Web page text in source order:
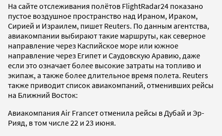
На сайте отслеживания полётов FlightRadar24 показано
пустое воздушное пространство над Ираном, Ираком,
Сирией и Израилем, пишет Reuters. По данным агентства,
авиакомпании выбирают такие маршруты, как северное
направление через Каспийское море или южное
направление через Египет и Саудовскую Аравию, даже
если это означает более высокие затраты на топливо и
экипаж, а также более длительное время полета. Reuters
также приводит список авиакомпаний, отменивших рейсы
на Ближний Восток:
Авиакомпания Air Franceт отменила рейсы в Дубай и Эр-
Рияд, в том числе 22 и 23 июня.